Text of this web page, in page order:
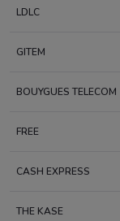
LDLC
GITEM
BOUYGUES TELECOM
FREE
CASH EXPRESS
THE KASE